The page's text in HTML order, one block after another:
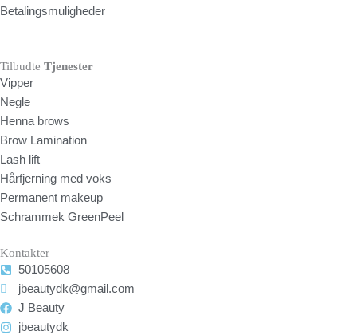
Betalingsmuligheder
Tilbudte Tjenester
Vipper
Negle
Henna brows
Brow Lamination
Lash lift
Hårfjerning med voks
Permanent makeup
Schrammek GreenPeel
Kontakter
50105608
jbeautydk@gmail.com
J Beauty
jbeautydk